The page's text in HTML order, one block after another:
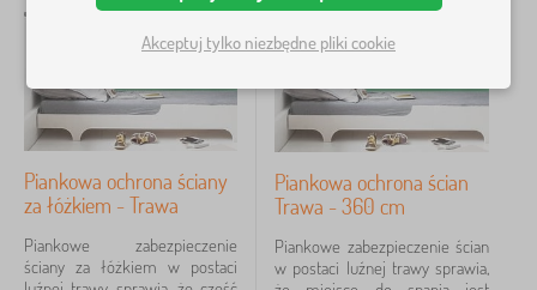
l
a
d
z
i
e
c
i
e
d
z
e
c
ę
c
a
b
a
w
i
>
a
b
Cena
65 Zł
405 Zł
Piankowa ochrona ściany
za łóżkiem - Trawa
Piankowe zabezpieczenie
ściany za łóżkiem w postaci
Piankowa ochrona ścian
Trawa - 360 cm
Piankowe zabezpieczenie ścian
w postaci luźnej trawy sprawia,
Akceptuj tylko niezbędne pliki cookie